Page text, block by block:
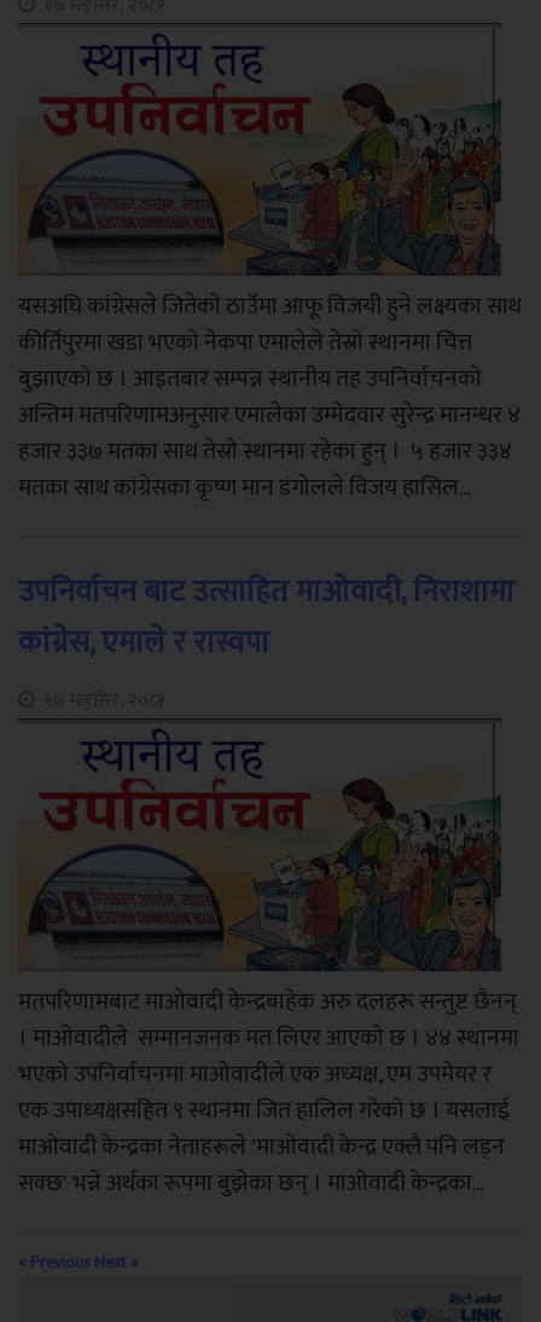
यसअघि कांग्रेसले जितेको ठाउँमा आफू विजयी हुने लक्ष्यका साथ
कीर्तिपुरमा खडा भएको नेकपा एमालेले तेस्रो स्थानमा चित्त
बुझाएको छ । आइतबार सम्पन्न स्थानीय तह उपनिर्वाचनको
अन्तिम मतपरिणामअनुसार एमालेका उम्मेदवार सुरेन्द्र मानन्धर ४
हजार ३३७ मतका साथ तेस्रो स्थानमा रहेका हुन् । ५ हजार ३३४
मतका साथ कांग्रेसका कृष्ण मान डंगोलले विजय हासिल...
उपनिर्वाचन बाट उत्साहित माओवादी, निराशामा
कांग्रेस, एमाले र रास्वपा
मतपरिणामबाट माओवादी केन्द्रबाहेक अरु दलहरू सन्तुष्ट छैनन्
। माओवादीले सम्मानजनक मत लिएर आएको छ । ४४ स्थानमा
भएको उपनिर्वाचनमा माओवादीले एक अध्यक्ष, एम उपमेयर र
एक उपाध्यक्षसहित ९ स्थानमा जित हालिल गरेको छ । यसलाई
माओवादी केन्द्रका नेताहरूले 'माओवादी केन्द्र एक्लै पनि लड्न
सक्छ' भन्ने अर्थका रूपमा बुझेका छन् । माओवादी केन्द्रका...
« Previous Next »